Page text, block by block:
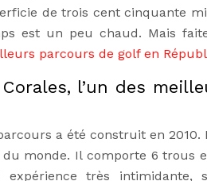
de trois cent cinquante
est un peu chaud. Mais
parcours de golf en
Corales, l’un des
a été construit en 2010.
du monde. Il comporte 6 trous
expérience très